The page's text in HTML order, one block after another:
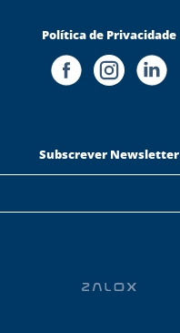
Política de Privacidade
Subscrever Newsletter